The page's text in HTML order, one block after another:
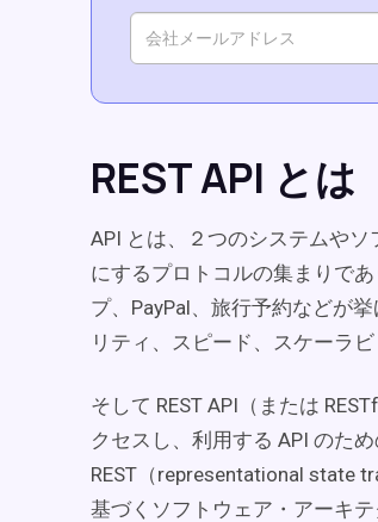
REST API とは
API とは、２つのシステムや
にするプロトコルの集まりで
プ、PayPal、旅行予約などが
リティ、スピード、スケーラ
そして REST API（または
クセスし、利用する API のた
REST（representational state
基づくソフトウェア・アーキテ